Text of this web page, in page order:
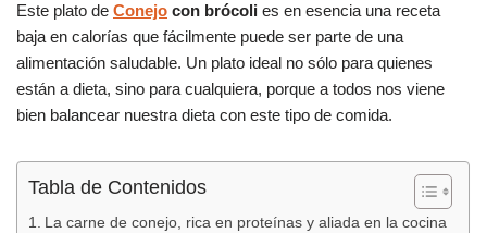
c
e
b
o
o
k
at
s
A
p
p
m
p
ar
tir
Este plato de Conejo con brócoli es en esencia una receta
baja en calorías que fácilmente puede ser parte de una
alimentación saludable. Un plato ideal no sólo para quienes
están a dieta, sino para cualquiera, porque a todos nos viene
bien balancear nuestra dieta con este tipo de comida.
Tabla de Contenidos
La carne de conejo, rica en proteínas y aliada en la cocina